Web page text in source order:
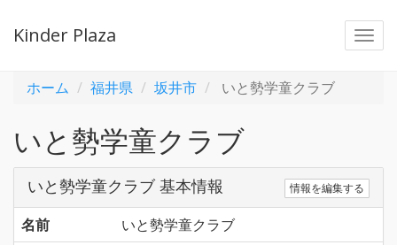
Kinder Plaza
ホーム 福井県 坂井市 いと勢学童クラブ
いと勢学童クラブ
いと勢学童クラブ 基本情報 情報を編集する
名前
いと勢学童クラブ